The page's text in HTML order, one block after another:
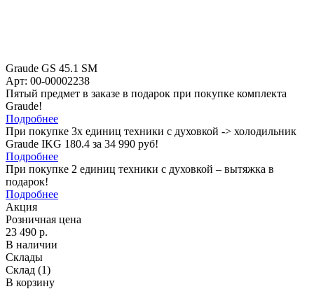
Graude GS 45.1 SM
Арт: 00-00002238
Пятый предмет в заказе в подарок при покупке комплекта
Graude!
Подробнее
При покупке 3х единиц техники с духовкой -> холодильник
Graude IKG 180.4 за 34 990 руб!
Подробнее
При покупке 2 единиц техники с духовкой – вытяжка в
подарок!
Подробнее
Акция
Розничная цена
23 490 р.
В наличии
Склады
Склад (1)
В корзину